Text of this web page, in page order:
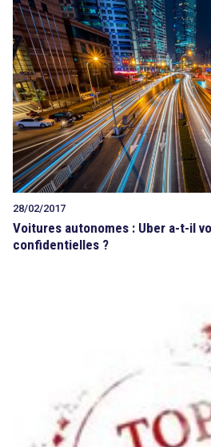
28/02/2017
Voitures autonomes : Uber a-t-il
confidentielles ?